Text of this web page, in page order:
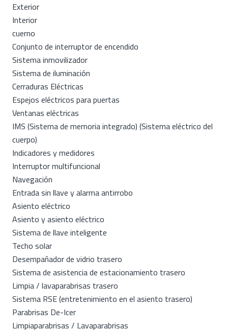
Exterior
Interior
cuerno
Conjunto de interruptor de encendido
Sistema inmovilizador
Sistema de iluminación
Cerraduras Eléctricas
Espejos eléctricos para puertas
Ventanas eléctricas
IMS (Sistema de memoria integrado) (Sistema eléctrico del
cuerpo)
Indicadores y medidores
Interruptor multifuncional
Navegación
Entrada sin llave y alarma antirrobo
Asiento eléctrico
Asiento y asiento eléctrico
Sistema de llave inteligente
Techo solar
Desempañador de vidrio trasero
Sistema de asistencia de estacionamiento trasero
Limpia / lavaparabrisas trasero
Sistema RSE (entretenimiento en el asiento trasero)
Parabrisas De-Icer
Limpiaparabrisas / Lavaparabrisas